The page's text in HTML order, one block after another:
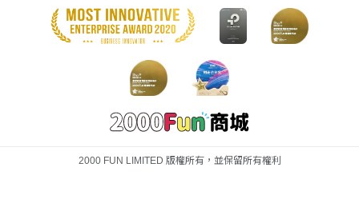
2000 FUN LIMITED 版權所有，並保留所有權利